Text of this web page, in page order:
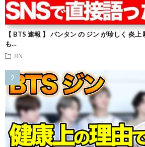
【 BTS 速報 】 バンタン の ジン が珍しく 炎
も…
JIN